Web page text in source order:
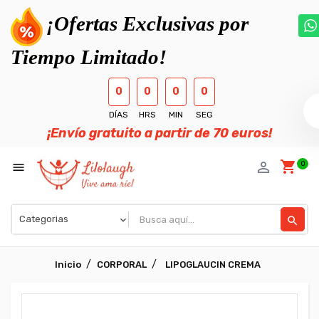
¡Ofertas Exclusivas por
Tiempo Limitado!
0
DÍAS
0
HRS
0
MIN
0
SEG
¡Envío gratuito a partir de 70 euros!
 shopping_cart 0
person_outline
search
Inicio CORPORAL LIPOGLAUCIN CREMA